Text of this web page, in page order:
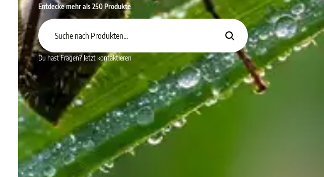
Entdecke mehr als 250 Produkte
Du hast Fragen?Jetzt kontaktieren